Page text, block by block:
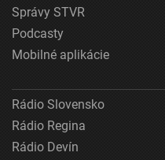
Správy STVR
Podcasty
Mobilné aplikácie
Rádio Slovensko
Rádio Regina
Rádio Devín